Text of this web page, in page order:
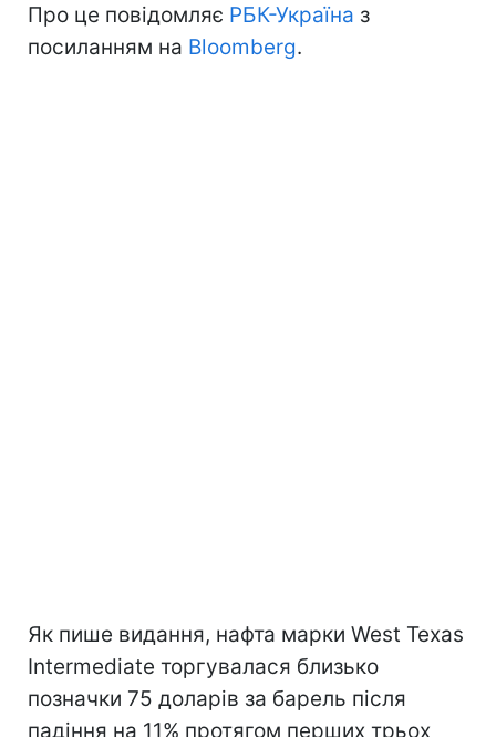
Про це повідомляє РБК-Україна з
посиланням на Bloomberg.
Як пише видання, нафта марки West Texas
Intermediate торгувалася близько
позначки 75 доларів за барель після
падіння на 11% протягом перших трьох